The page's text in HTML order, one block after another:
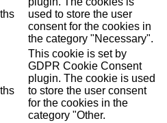
used to store the user
consent for the cookies in
the category "Necessary".
This cookie is set by
GDPR Cookie Consent
plugin. The cookie is used
to store the user consent
for the cookies in the
category "Other.